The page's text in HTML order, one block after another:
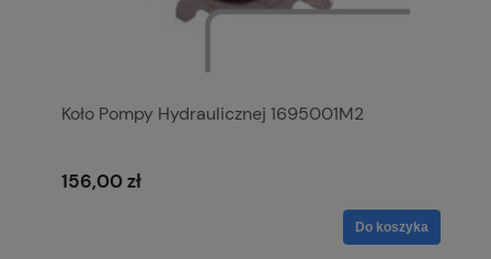
Koło Pompy Hydraulicznej 1695001M2
156,00 zł
Do koszyka